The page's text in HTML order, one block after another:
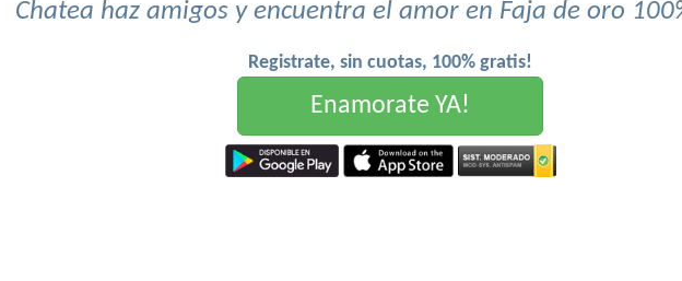
Chatea haz amigos y encuentra el amor en Faja de oro
Registrate, sin cuotas, 100% gratis!
Enamorate YA!